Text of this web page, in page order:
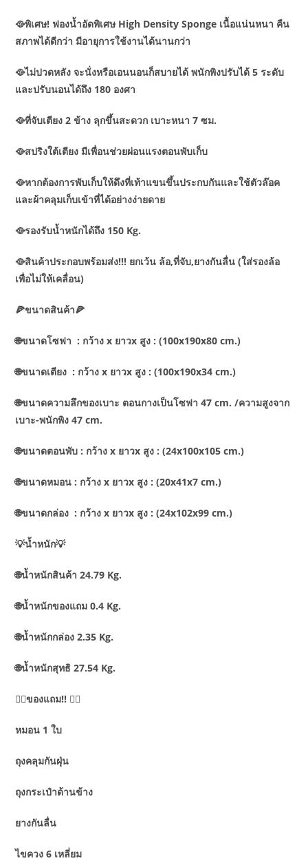
🥘พิเศษ! ฟองน้ำอัดพิเศษ High Density Sponge เนื้อแน่นหนา คืน
สภาพได้ดีกว่า มีอายุการใช้งานได้นานกว่า
🥘ไม่ปวดหลัง จะนั่งหรือเอนนอนก็สบายได้ พนักพิงปรับได้ 5 ระดับ
และปรับนอนได้ถึง 180 องศา
🥘ที่จับเตียง 2 ข้าง ลุกขึ้นสะดวก เบาะหนา 7 ซม.
🥘สปริงใต้เตียง มีเพื่อนช่วยผ่อนแรงตอนพับเก็บ
🥘หากต้องการพับเก็บให้ดึงที่เท้าแขนขึ้นประกบกันและใช้ตัวล๊อค
และผ้าคลุมเก็บเข้าที่ได้อย่างง่ายดาย
🥘รองรับน้ำหนักได้ถึง 150 Kg.
🥘สินค้าประกอบพร้อมส่ง!!! ยกเว้น ล้อ,ที่จับ,ยางกันลื่น (ใส่รองล้อ
เพื่อไม่ให้เคลื่อน)
🍕ขนาดสินค้า🍕
🌐ขนาดโซฟา : กว้าง x ยาวx สูง : (100x190x80 cm.)
🌐ขนาดเตียง : กว้าง x ยาวx สูง : (100x190x34 cm.)
🌐ขนาดความลึกของเบาะ ตอนกางเป็นโซฟา 47 cm. /ความสูงจาก
เบาะ-พนักพิง 47 cm.
🌐ขนาดตอนพับ : กว้าง x ยาวx สูง : (24x100x105 cm.)
🌐ขนาดหมอน : กว้าง x ยาวx สูง : (20x41x7 cm.)
🌐ขนาดกล่อง : กว้าง x ยาวx สูง : (24x102x99 cm.)
💡น้ำหนัก💡
🌐น้ำหนักสินค้า 24.79 Kg.
🌐น้ำหนักของแถม 0.4 Kg.
🌐น้ำหนักกล่อง 2.35 Kg.
🌐น้ำหนักสุทธิ 27.54 Kg.
🕵️‍♂️ของแถม!! 🕵️‍♂️
หมอน 1 ใบ
ถุงคลุมกันฝุ่น
ถุงกระเป๋าด้านข้าง
ยางกันลื่น
ไขควง 6 เหลี่ยม